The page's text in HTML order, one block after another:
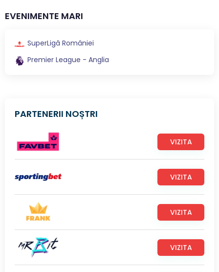
EVENIMENTE MARI
SuperLigă României
Premier League - Anglia
PARTENERII NOȘTRI
VIZITA
VIZITA
VIZITA
VIZITA